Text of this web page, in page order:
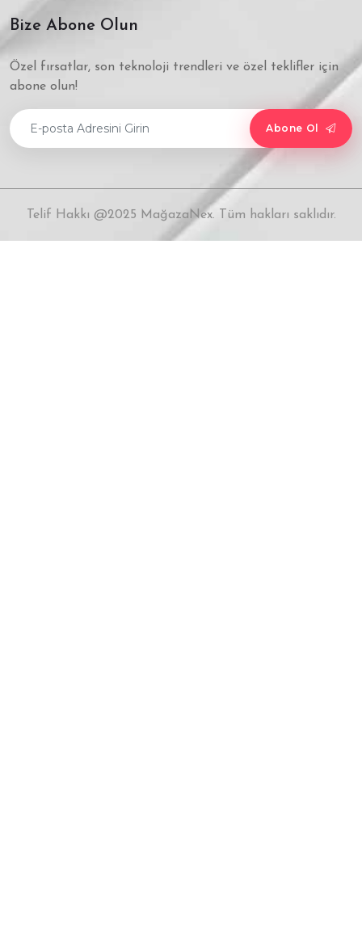
Bize Abone Olun
Özel fırsatlar, son teknoloji trendleri ve özel teklifler için
abone olun!
Abone Ol
Telif Hakkı @2025 MağazaNex. Tüm hakları saklıdır.